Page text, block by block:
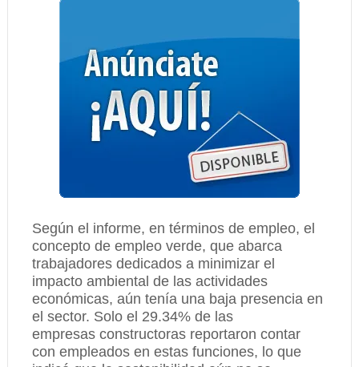
Según el informe, en términos de empleo, el
concepto de empleo verde, que abarca
trabajadores dedicados a minimizar el
impacto ambiental de las actividades
económicas, aún tenía una baja presencia en
el sector. Solo el 29.34% de las
empresas constructoras reportaron contar
con empleados en estas funciones, lo que